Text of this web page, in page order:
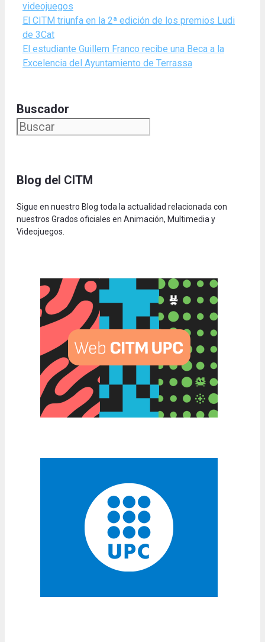
videojuegos
El CITM triunfa en la 2ª edición de los premios Ludi
de 3Cat
El estudiante Guillem Franco recibe una Beca a la
Excelencia del Ayuntamiento de Terrassa
Buscador
Blog del CITM
Sigue en nuestro Blog toda la actualidad relacionada con
nuestros Grados oficiales en Animación, Multimedia y
Videojuegos.